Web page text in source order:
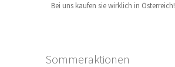
Bei uns kaufen sie wirklich in Österreich!
Sommeraktionen